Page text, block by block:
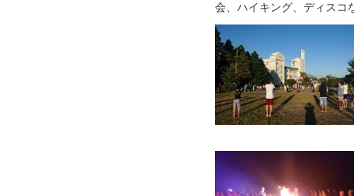
会、ハイキング、ディスコ